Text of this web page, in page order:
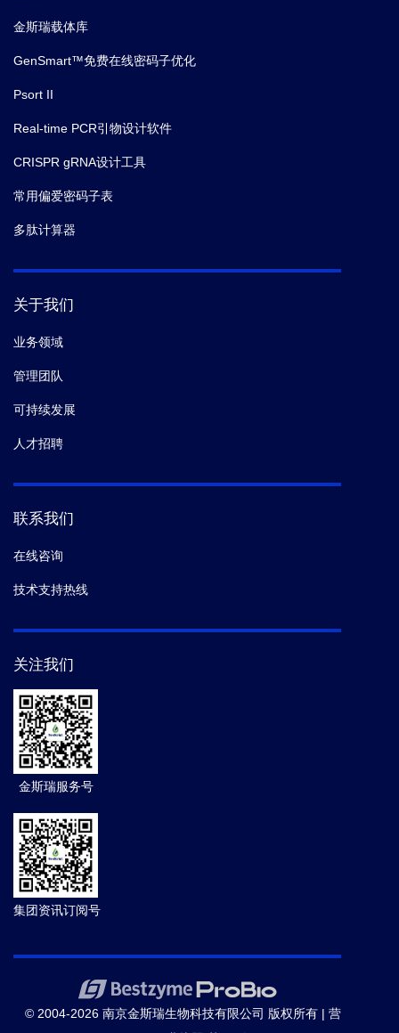
金斯瑞载体库
GenSmart™免费在线密码子优化
Psort II
Real-time PCR引物设计软件
CRISPR gRNA设计工具
常用偏爱密码子表
多肽计算器
关于我们
业务领域
管理团队
可持续发展
人才招聘
联系我们
在线咨询
技术支持热线
关注我们
金斯瑞服务号
集团资讯订阅号
© 2004-2026 南京金斯瑞生物科技有限公司 版权所有 | 营